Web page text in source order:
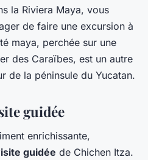
la Riviera Maya, vous
de faire une excursion à
maya, perchée sur une
des Caraïbes, est un autre
de la péninsule du Yucatan.
guidée
enrichissante,
guidée de Chichen Itza.